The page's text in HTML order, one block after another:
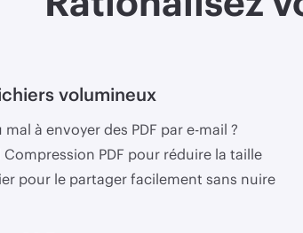
volumineux
mal à envoyer des PDF par e-mail ?
PDF pour réduire la taille
pour le partager facilement sans nuire